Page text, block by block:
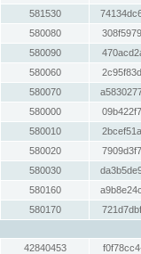
581530
580080
580090
580060
580070
580000
580010
580020
580030
580160
580170
42840453